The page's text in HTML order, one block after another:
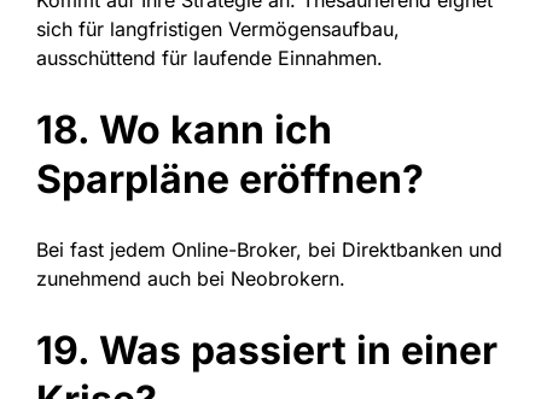
sich für langfristigen Vermögensaufbau,
ausschüttend für laufende Einnahmen.
18. Wo kann ich
Sparpläne eröffnen?
Bei fast jedem Online-Broker, bei Direktbanken und
zunehmend auch bei Neobrokern.
19. Was passiert in einer